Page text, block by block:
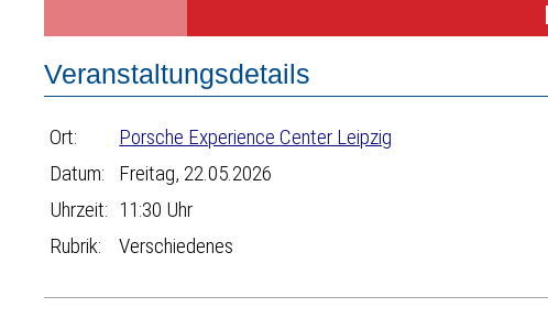
Veranstaltungsdetails
Ort:
Porsche Experience Center Leipzig
Datum:
Freitag, 22.05.2026
Uhrzeit: 11:30 Uhr
Rubrik:
Verschiedenes